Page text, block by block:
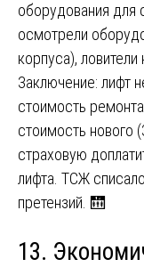
оборудования для
осмотрели
корпуса),
Заключение: лифт
стоимость
стоимость нового
страховую
лифта. ТСЖ
претензий. 🛗
13.